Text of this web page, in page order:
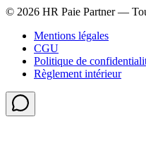
© 2026 HR Paie Partner —
Mentions légales
CGU
Politique de
Règlement intérieur